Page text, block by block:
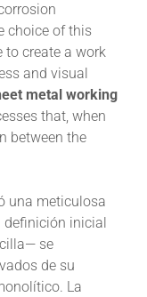
choice of this
to create a work
and visual
metal working
that, when
between the
una meticulosa
definición inicial
se
de su
La